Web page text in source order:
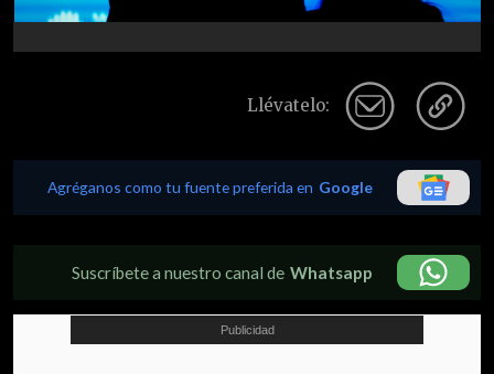
Llévatelo:
Agréganos como tu fuente preferida en Google
Suscríbete a nuestro canal de Whatsapp